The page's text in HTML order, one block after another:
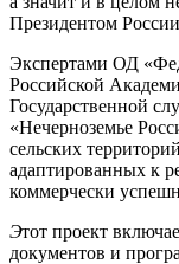
Президентом
Экспертами ОД
Российской
Государственной
«Нечерноземье
сельских
адаптированных к
коммерчески
Этот проект
документов и